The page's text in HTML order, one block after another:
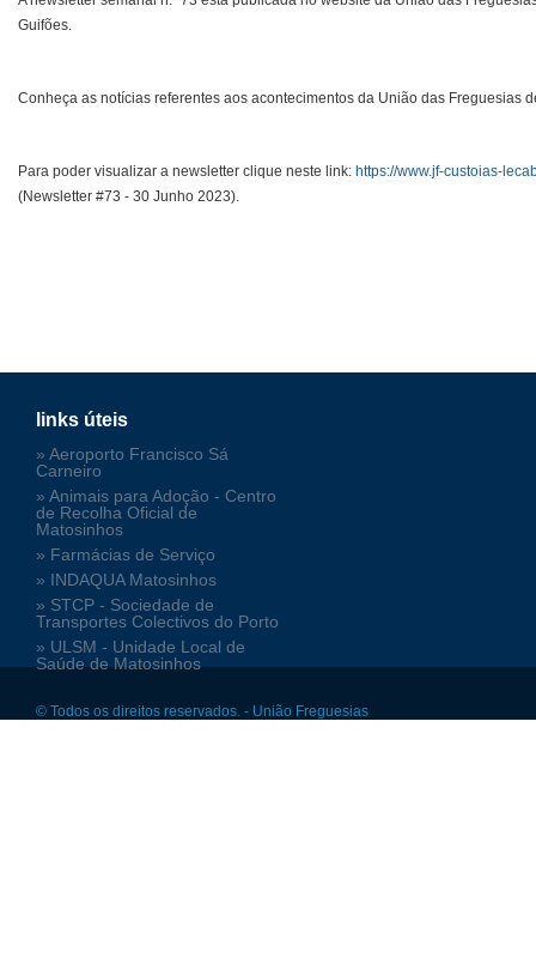
Guifões.
Conheça as notícias referentes aos acontecimentos da União das Freguesias
Para poder visualizar a newsletter clique neste link: https://www.jf-custoias-
(Newsletter #73 - 30 Junho 2023).
links úteis
» Aeroporto Francisco Sá
Carneiro
» Animais para Adoção - Centro
de Recolha Oficial de
Matosinhos
» Farmácias de Serviço
» INDAQUA Matosinhos
» STCP - Sociedade de
Transportes Colectivos do Porto
» ULSM - Unidade Local de
Saúde de Matosinhos
© Todos os direitos reservados. - União Freguesias